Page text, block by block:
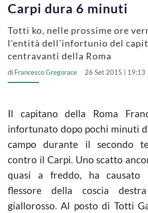
Carpi dura 6 minuti
Totti ko, nelle prossime ore
l'entità dell'infortunio del
centravanti della Roma
di Francesco Gregorace 26 Set 2015 | 19:13
Il capitano della Roma
infortunato dopo pochi minuti
campo durante il secondo
contro il Carpi. Uno scatto
quasi a freddo, ha causato
flessore della coscia
giallorosso. Al posto di Totti